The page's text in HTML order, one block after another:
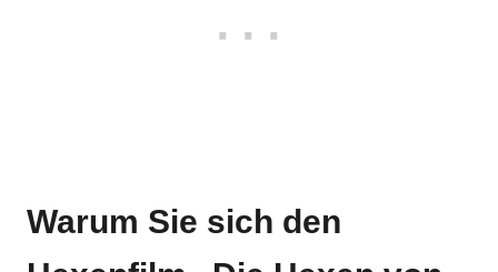
Warum Sie sich den